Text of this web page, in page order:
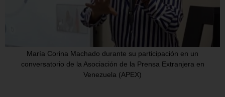
María Corina Machado durante su participación en un
conversatorio de la Asociación de la Prensa Extranjera en
Venezuela (APEX)